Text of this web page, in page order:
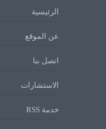
الرئيسية
عن الموقع
اتصل بنا
الاستشارات
خدمة RSS